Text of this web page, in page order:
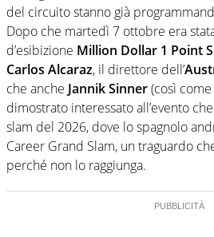
attenzione sul tempo reale: la
sono opinioni ma fatti
del circuito stanno già
Dopo che martedì 7 ottobre era
d’esibizione Million Dollar 1 Point
Carlos Alcaraz, il direttore dell’
che anche Jannik Sinner(così come
dimostrato interessato all’evento
slam del 2026, dove lo spagnolo
Career Grand Slam, un traguardo
perché non lo raggiunga.